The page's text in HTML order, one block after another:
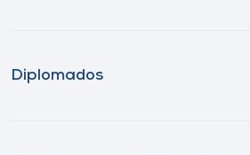
Diplomados